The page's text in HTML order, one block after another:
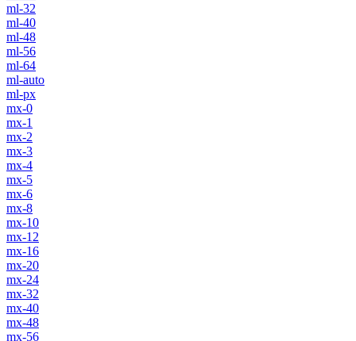
ml-32
ml-40
ml-48
ml-56
ml-64
ml-auto
ml-px
mx-0
mx-1
mx-2
mx-3
mx-4
mx-5
mx-6
mx-8
mx-10
mx-12
mx-16
mx-20
mx-24
mx-32
mx-40
mx-48
mx-56